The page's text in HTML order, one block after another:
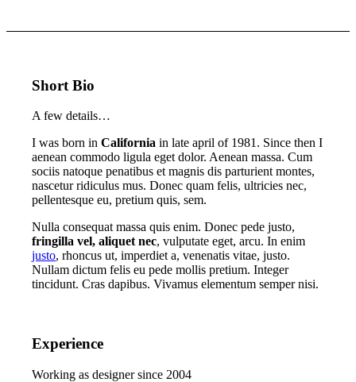
Short Bio
A few details…
I was born inCalifornia in late april of 1981. Since then I
aenean commodo ligula eget dolor. Aenean massa. Cum
sociis natoque penatibus et magnis dis parturient montes,
nascetur ridiculus mus. Donec quam felis, ultricies nec,
pellentesque eu, pretium quis, sem.
Nulla consequat massa quis enim. Donec pede justo,
fringilla vel, aliquet nec, vulputate eget, arcu. In enim
justo, rhoncus ut, imperdiet a, venenatis vitae, justo.
Nullam dictum felis eu pede mollis pretium. Integer
tincidunt. Cras dapibus. Vivamus elementum semper nisi.
Experience
Working as designer since 2004